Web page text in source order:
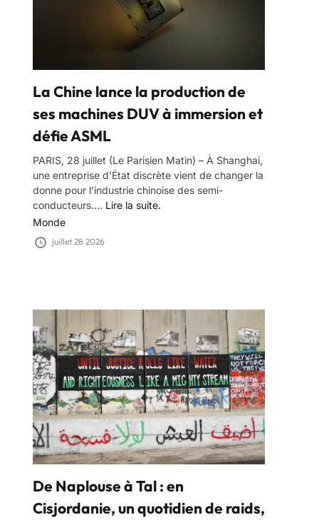
La Chine lance la production de
ses machines DUV à immersion et
défie ASML
PARIS, 28 juillet (Le Parisien Matin) – À Shanghai,
une entreprise d’État discrète vient de changer la
donne pour l’industrie chinoise des semi-
conducteurs.... Lire la suite.
Monde
juillet 28 2026
De Naplouse à Tal : en
Cisjordanie, un quotidien de raids,